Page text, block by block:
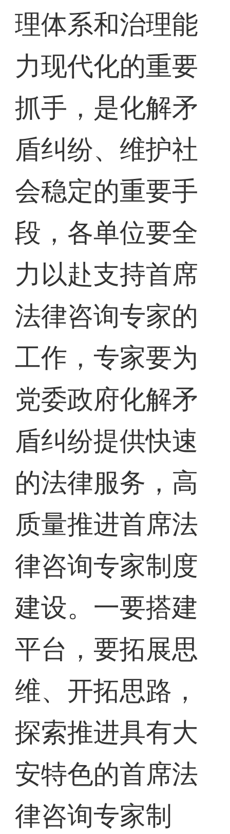
理体系和治理能
力现代化的重要
抓手，是化解矛
盾纠纷、维护社
会稳定的重要手
段，各单位要全
力以赴支持首席
法律咨询专家的
工作，专家要为
党委政府化解矛
盾纠纷提供快速
的法律服务，高
质量推进首席法
律咨询专家制度
建设。一要搭建
平台，要拓展思
维、开拓思路，
探索推进具有大
安特色的首席法
律咨询专家制